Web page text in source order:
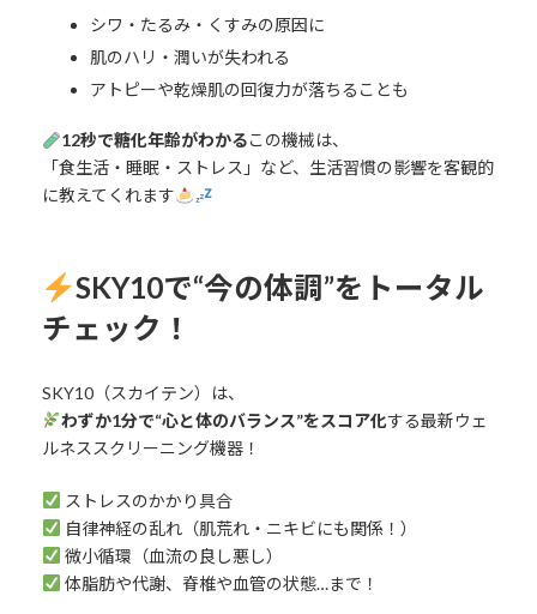
シワ・たるみ・くすみの原因に
肌のハリ・潤いが失われる
アトピーや乾燥肌の回復力が落ちることも
12秒で糖化年齢がわかるこの機械は、
「食生活・睡眠・ストレス」など、生活習慣の影響を客観的
に教えてくれます
SKY10で“今の体調”をトータル
チェック！
SKY10（スカイテン）は、
わずか1分で“心と体のバランス”をスコア化する最新ウェ
ルネススクリーニング機器！
ストレスのかかり具合
自律神経の乱れ（肌荒れ・ニキビにも関係！）
微小循環（血流の良し悪し）
体脂肪や代謝、脊椎や血管の状態…まで！